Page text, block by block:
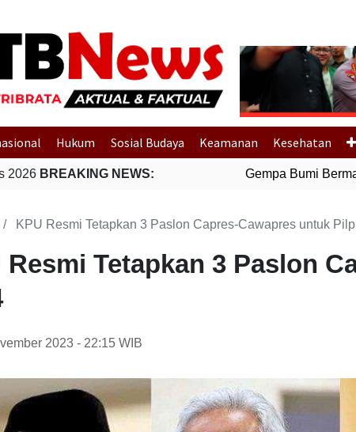
Previous
Hukum Sosial Budaya Keamanan Kesehatan
2026 BREAKING NEWS: Gempa Bumi
KPU Resmi Tetapkan 3 Paslon Capres-Cawapres untuk
Resmi Tetapkan 3 Paslon
2023 - 22:15WIB